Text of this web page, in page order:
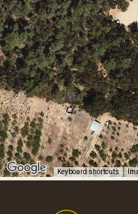
Keyboard shortcuts